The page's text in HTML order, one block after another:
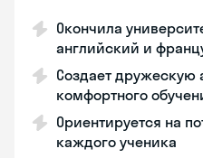
Окончила
английский и
Создает дружескую
комфортного
Ориентируется на
каждого ученика